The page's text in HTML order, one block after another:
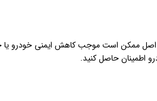
اصل ممکن است موجب کاهش ایمنی خودرو
اطمینان حاصل کنید.